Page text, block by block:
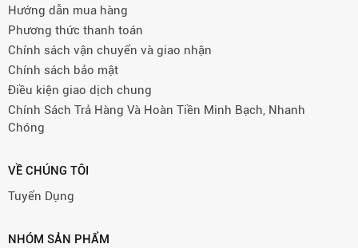
Hướng dẫn mua hàng
Phương thức thanh toán
Chính sách vận chuyển và giao nhận
Chính sách bảo mật
Điều kiện giao dịch chung
Chính Sách Trả Hàng Và Hoàn Tiền Minh Bạch, Nhanh
Chóng
VỀ CHÚNG TÔI
Tuyển Dụng
NHÓM SẢN PHẨM